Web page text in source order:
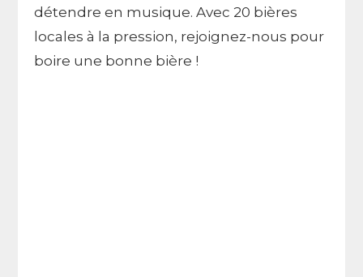
détendre en musique. Avec 20 bières
locales à la pression, rejoignez-nous pour
boire une bonne bière !